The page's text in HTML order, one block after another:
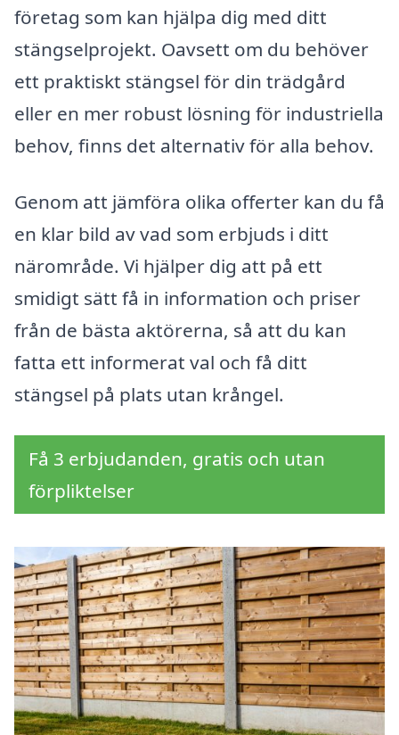
företag som kan hjälpa dig med ditt
stängselprojekt. Oavsett om du behöver
ett praktiskt stängsel för din trädgård
eller en mer robust lösning för industriella
behov, finns det alternativ för alla behov.
Genom att jämföra olika offerter kan du få
en klar bild av vad som erbjuds i ditt
närområde. Vi hjälper dig att på ett
smidigt sätt få in information och priser
från de bästa aktörerna, så att du kan
fatta ett informerat val och få ditt
stängsel på plats utan krångel.
Få 3 erbjudanden, gratis och utan
förpliktelser